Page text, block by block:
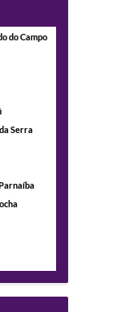
do Campo
Serra